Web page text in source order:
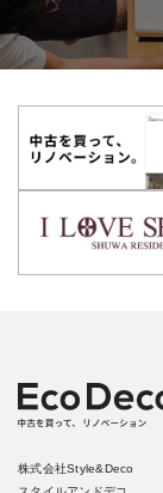
株式会社Style&Deco